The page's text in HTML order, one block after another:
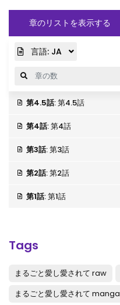
章のリストを表示する
言語: JA
第4.5話: 第4.5話
第4話: 第4話
第3話: 第3話
第2話: 第2話
第1話: 第1話
Tags
まるごと愛し愛されて raw
まるごと愛し愛されて manga